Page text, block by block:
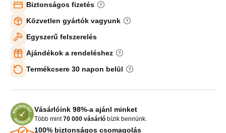
Biztonságos fizetés
Közvetlen gyártók vagyunk
Egyszerű felszerelés
Ajándékok a rendeléshez
Termékcsere 30 napon belül
Vásárlóink 98%-a ajánl minket
Több mint70 000 vásárló bízik bennünk.
100% biztonságos csomagolás